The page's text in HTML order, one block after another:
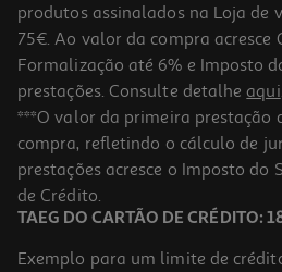
Comida Húmida Para Gato Taste Of
24.12 €/Kg
2,05 €
produtos assinalados na Loja de
75€. Ao valor da compra acresce
Formalização até 6% e Imposto
prestações. Consulte detalhe aqui
***O valor da primeira prestação
compra, refletindo o cálculo de
prestações acresce o Imposto do
de Crédito.
TAEG DO CARTÃO DE CRÉDITO:
Exemplo para um limite de